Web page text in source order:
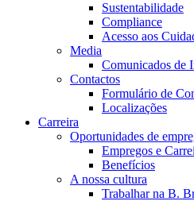
Sustentabilidade
Compliance
Acesso aos
Media
Comunicados de
Contactos
Formulário de
Localizações
Carreira
Oportunidades de
Empregos e
Benefícios
A nossa cultura
Trabalhar na B.